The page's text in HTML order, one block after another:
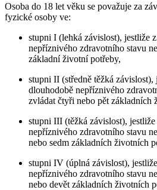
Osoba do 18 let věku se považuje za
fyzické osoby ve:
stupni I (lehká závislost), jestliže
nepříznivého zdravotního stavu
základní životní potřeby,
stupni II (středně těžká závislost),
dlouhodobě nepříznivého
zvládat čtyři nebo pět základních
stupni III (těžká závislost),
nepříznivého zdravotního stavu
nebo sedm základních životních
stupni IV (úplná závislost),
nepříznivého zdravotního stavu
nebo devět základních životních